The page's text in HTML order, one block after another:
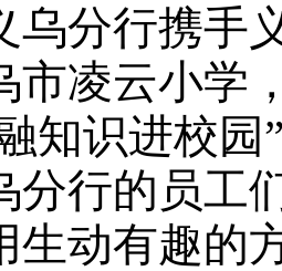
乌分行携手
市凌云小学
知识进校园
分行的员工
生动有趣的